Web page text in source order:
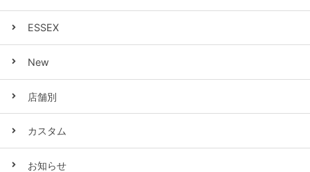
ESSEX
New
店舗別
カスタム
お知らせ